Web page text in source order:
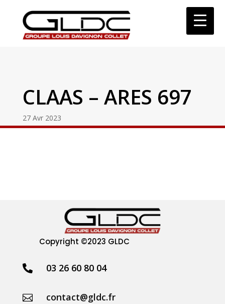
CLAAS – ARES 697
27 Avr 2023
Copyright ©2023 GLDC
 03 26 60 80 04
 contact@gldc.fr